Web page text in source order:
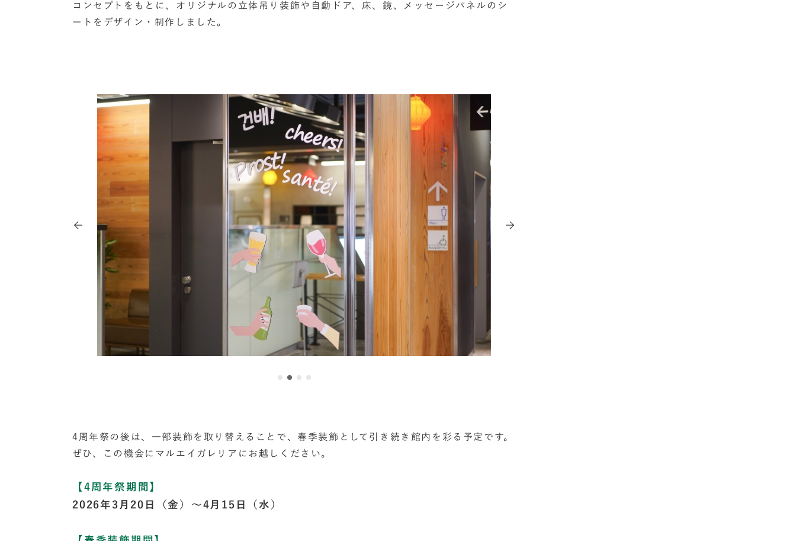
コンセプトをもとに、オリジナルの立体吊り装飾や自動ドア、床、鏡、メッセージパネルのシ
ートをデザイン・制作しました。
4周年祭の後は、一部装飾を取り替えることで、春季装飾として引き続き館内を彩る予定です。
ぜひ、この機会にマルエイガレリアにお越しください。
【4周年祭期間】
2026年3月20日（金）～4月15日（水）